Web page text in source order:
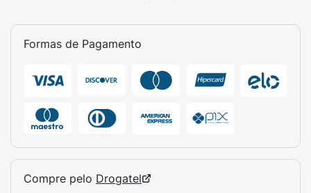
Formas de Pagamento
Compre pelo Drogatel